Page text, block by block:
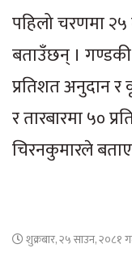
पहिलो चरणमा
बताउँछन् ।
प्रतिशत अनुदान र
र तारबारमा ५०
चिरनकुमारले
शुक्रबार, २५ साउन, २०८१